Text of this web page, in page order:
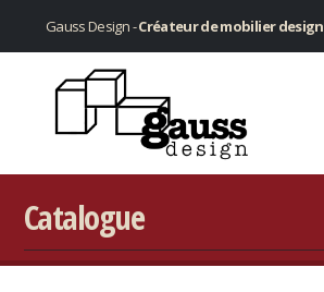
Gauss Design -Créateur de mobilier design
Catalogue